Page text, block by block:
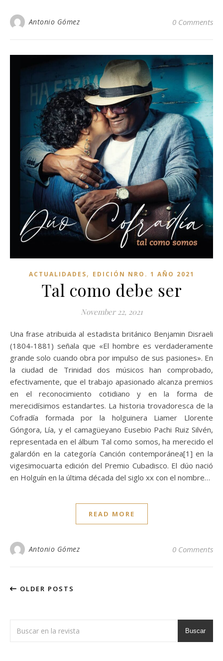
Antonio Gómez 0 Comments
ACTUALIDADES, EDICIÓN NRO. 1 AÑO 2021
Tal como debe ser
November 22, 2021
Una frase atribuida al estadista británico Benjamin Disraeli
(1804-1881) señala que «El hombre es verdaderamente
grande solo cuando obra por impulso de sus pasiones». En
la ciudad de Trinidad dos músicos han comprobado,
efectivamente, que el trabajo apasionado alcanza premios
en el reconocimiento cotidiano y en la forma de
merecidísimos estandartes. La historia trovadoresca de la
Cofradía formada por la holguinera Liamer Llorente
Góngora, Lía, y el camagüeyano Eusebio Pachi Ruiz Silvén,
representada en el álbum Tal como somos, ha merecido el
galardón en la categoría Canción contemporánea[1] en la
vigesimocuarta edición del Premio Cubadisco. El dúo nació
en Holguín en la última década del siglo xx con el nombre…
READ MORE
Antonio Gómez 0 Comments
OLDER POSTS
Buscar